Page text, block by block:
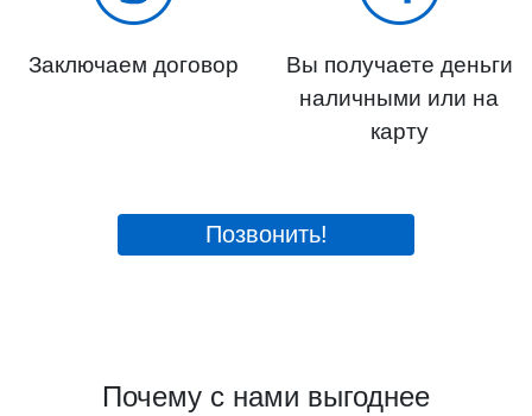
Заключаем договор
Вы получаете деньги
наличными или на
карту
Позвонить!
Почему с нами выгоднее